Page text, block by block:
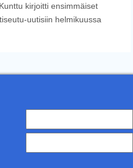
kirjoitti ensimmäiset
uutisiin helmikuussa